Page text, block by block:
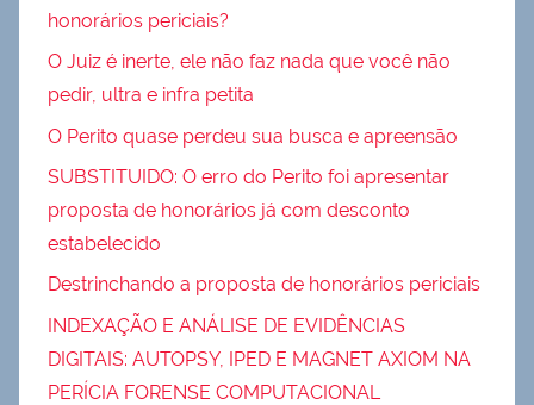
honorários periciais?
O Juiz é inerte, ele não faz nada que você não
pedir, ultra e infra petita
O Perito quase perdeu sua busca e apreensão
SUBSTITUIDO: O erro do Perito foi apresentar
proposta de honorários já com desconto
estabelecido
Destrinchando a proposta de honorários periciais
INDEXAÇÃO E ANÁLISE DE EVIDÊNCIAS
DIGITAIS: AUTOPSY, IPED E MAGNET AXIOM NA
PERÍCIA FORENSE COMPUTACIONAL